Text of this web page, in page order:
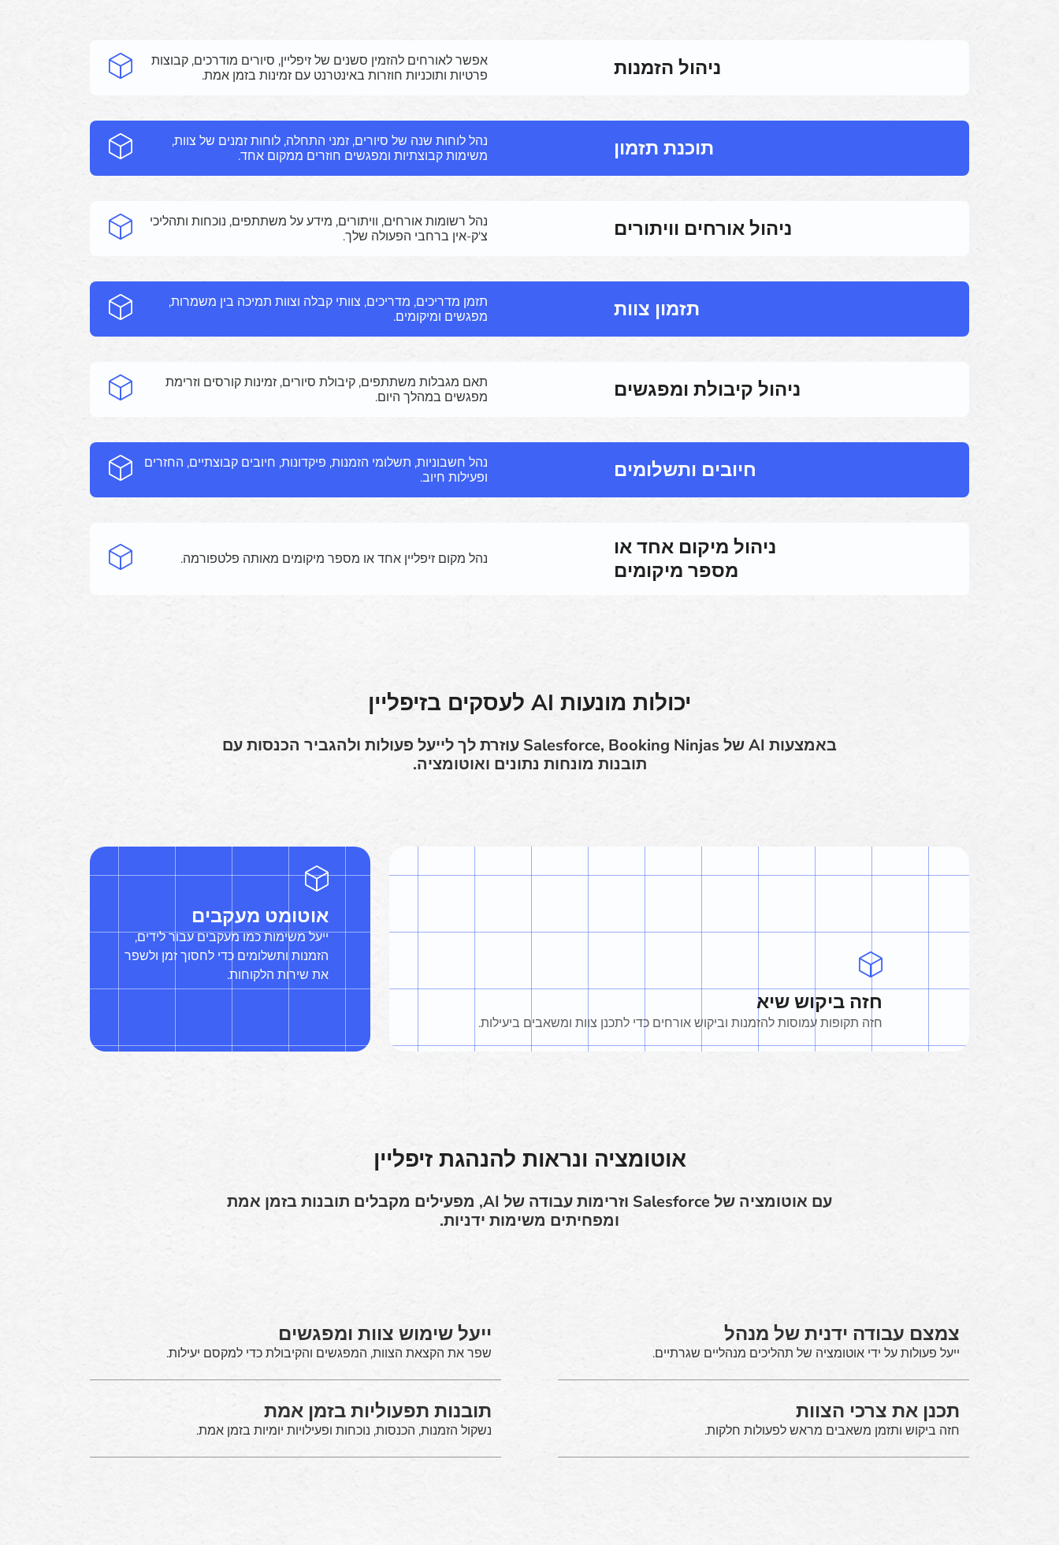
ניהול הזמנות
אפשר לאורחים להזמין סשנים של זיפליין, סיורים מודרכים, קבוצות
פרטיות ותוכניות חוזרות באינטרנט עם זמינות בזמן אמת.
תוכנת תזמון
נהל לוחות שנה של סיורים, זמני התחלה, לוחות זמנים של צוות,
משימות קבוצתיות ומפגשים חוזרים ממקום אחד.
ניהול אורחים וויתורים
נהל רשומות אורחים, וויתורים, מידע על משתתפים, נוכחות ותהליכי
צ'ק-אין ברחבי הפעולה שלך.
תזמון צוות
תזמן מדריכים, מדריכים, צוותי קבלה וצוות תמיכה בין משמרות,
מפגשים ומיקומים.
ניהול קיבולת ומפגשים
תאם מגבלות משתתפים, קיבולת סיורים, זמינות קורסים וזרימת
מפגשים במהלך היום.
חיובים ותשלומים
נהל חשבוניות, תשלומי הזמנות, פיקדונות, חיובים קבוצתיים, החזרים
ופעילות חיוב.
ניהול מיקום אחד או
מספר מיקומים
נהל מקום זיפליין אחד או מספר מיקומים מאותה פלטפורמה.
יכולות מונעות AI לעסקים בזיפליין
באמצעות AI של Salesforce, Booking Ninjas עוזרת לך לייעל פעולות ולהגביר הכנסות עם
תובנות מונחות נתונים ואוטומציה.
חזה ביקוש שיא
חזה תקופות עמוסות להזמנות וביקוש אורחים כדי לתכנן צוות ומשאבים ביעילות.
אוטומט מעקבים
ייעל משימות כמו מעקבים עבור לידים,
הזמנות ותשלומים כדי לחסוך זמן ולשפר
את שירות הלקוחות.
אוטומציה ונראות להנהגת זיפליין
עם אוטומציה של Salesforce וזרימות עבודה של AI, מפעילים מקבלים תובנות בזמן אמת
ומפחיתים משימות ידניות.
צמצם עבודה ידנית של מנהל
ייעל פעולות על ידי אוטומציה של תהליכים מנהליים שגרתיים.
ייעל שימוש צוות ומפגשים
שפר את הקצאת הצוות, המפגשים והקיבולת כדי למקסם יעילות.
תכנן את צרכי הצוות
חזה ביקוש ותזמן משאבים מראש לפעולות חלקות.
תובנות תפעוליות בזמן אמת
נשקול הזמנות, הכנסות, נוכחות ופעילויות יומיות בזמן אמת.